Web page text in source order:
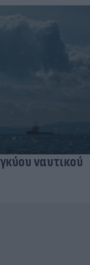
ναυτικού